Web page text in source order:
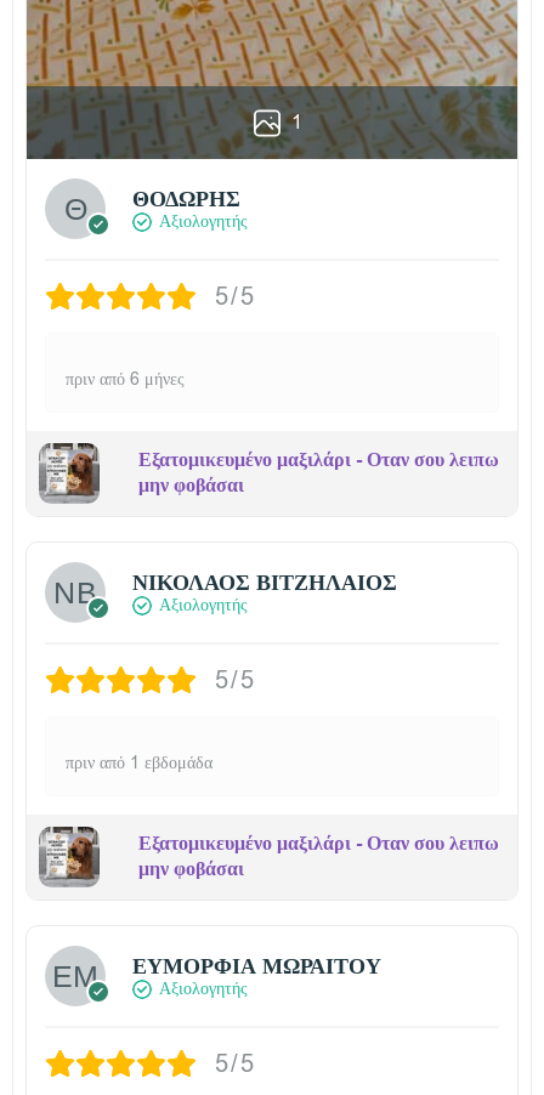
1
ΘΟΔΩΡΗΣ
Αξιολογητής
5/5
πριν από 6 μήνες
Εξατομικευμένο μαξιλάρι - Οταν σου λειπω
μην φοβάσαι
ΝΙΚΟΛΑΟΣ ΒΙΤΖΗΛΑΙΟΣ
Αξιολογητής
5/5
πριν από 1 εβδομάδα
Εξατομικευμένο μαξιλάρι - Οταν σου λειπω
μην φοβάσαι
ΕΥΜΟΡΦΙΑ ΜΩΡΑΙΤΟΥ
Αξιολογητής
5/5